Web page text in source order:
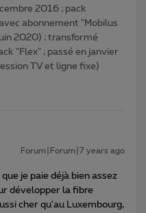
2016 ; pack
abonnement "Mobilus
2020) ; transformé
"Flex" ; passé en janvier
TV et ligne fixe)
Forum|Forum|7 years ago
je paie déjà bien assez
développer la fibre
cher qu'au Luxembourg,